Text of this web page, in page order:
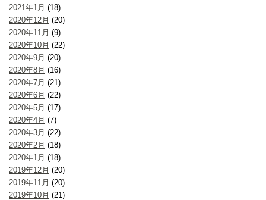
2021年1月 (18)
2020年12月 (20)
2020年11月 (9)
2020年10月 (22)
2020年9月 (20)
2020年8月 (16)
2020年7月 (21)
2020年6月 (22)
2020年5月 (17)
2020年4月 (7)
2020年3月 (22)
2020年2月 (18)
2020年1月 (18)
2019年12月 (20)
2019年11月 (20)
2019年10月 (21)